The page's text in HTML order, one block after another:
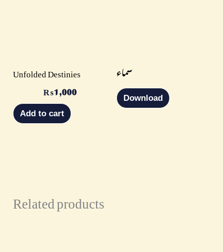
Unfolded Destinies
₨1,000
Add to cart
سماء
Download
Related products